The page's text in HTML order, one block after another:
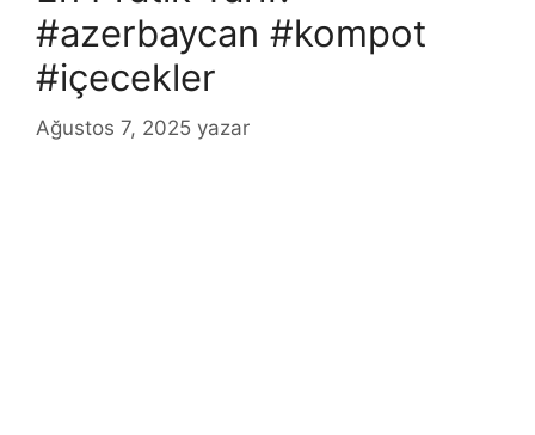
#azerbaycan #kompot
#içecekler
Ağustos 7, 2025 yazar